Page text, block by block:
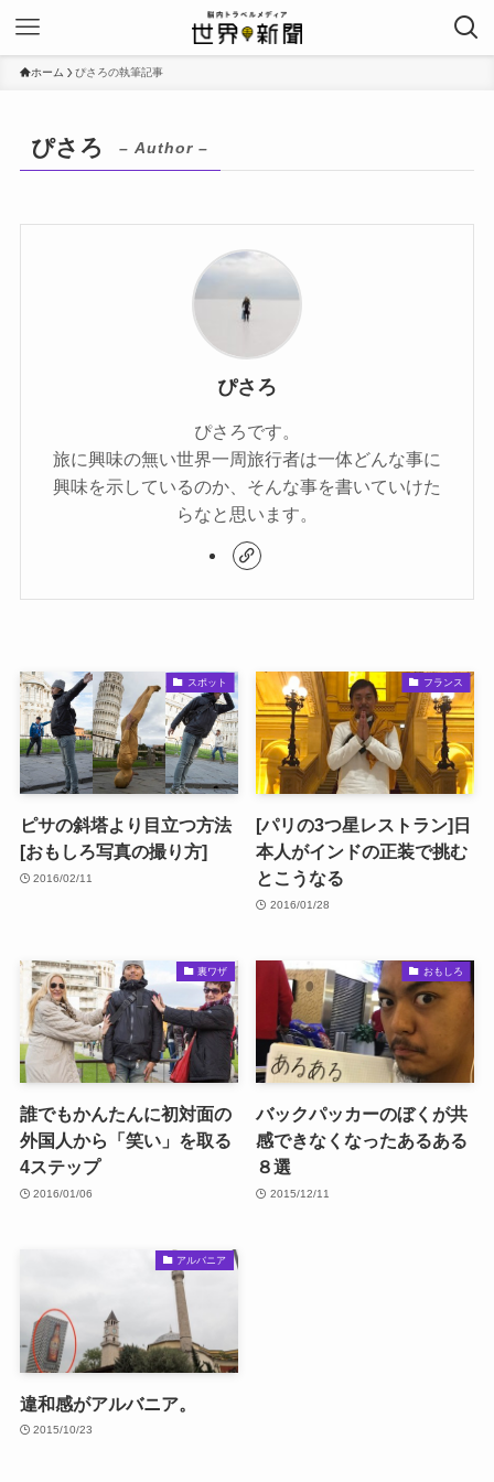
ホーム ぴさろの執筆記事
ぴさろ – Author –
ぴさろ
ぴさろです。
旅に興味の無い世界一周旅行者は一体どんな事に
興味を示しているのか、そんな事を書いていけた
らなと思います。
スポット
ピサの斜塔より目立つ方法
[おもしろ写真の撮り方]
2016/02/11
フランス
[パリの3つ星レストラン]日
本人がインドの正装で挑む
とこうなる
2016/01/28
裏ワザ
誰でもかんたんに初対面の
外国人から「笑い」を取る
4ステップ
2016/01/06
おもしろ
バックパッカーのぼくが共
感できなくなったあるある
８選
2015/12/11
アルバニア
違和感がアルバニア。
2015/10/23